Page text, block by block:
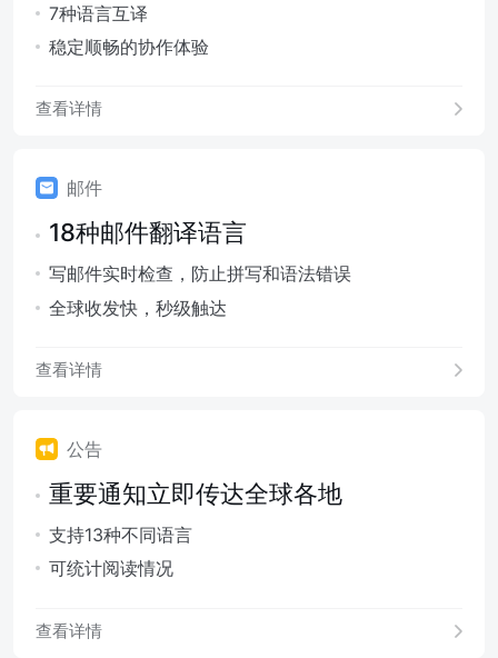
7种语言互译
稳定顺畅的协作体验
查看详情
邮件
18种邮件翻译语言
写邮件实时检查，防止拼写和语法错误
全球收发快，秒级触达
查看详情
公告
重要通知立即传达全球各地
支持13种不同语言
可统计阅读情况
查看详情